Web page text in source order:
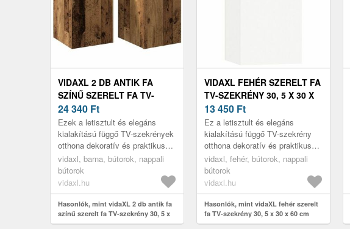
VIDAXL 2 DB ANTIK FA
SZÍNŰ SZERELT FA TV-
SZEKRÉNY 30, 5 X 30 X 60
CM
24 340 Ft
Ezek a letisztult és elegáns
kialakítású függő TV-szekrények
otthona dekoratív és praktikus
kiegészítői lesznek.
vidaxl, barna, bútorok, nappali
bútorok
vidaxl.hu
Hasonlók, mint vidaXL 2 db antik fa
színű szerelt fa TV-szekrény 30, 5 x
30 x 60 cm
VIDAXL FEHÉR SZERELT FA
TV-SZEKRÉNY 30, 5 X 30 X
60 CM
13 450 Ft
Ez a letisztult és elegáns
kialakítású függő TV-szekrény
otthona dekoratív és praktikus
kiegészítője lesz.
vidaxl, fehér, bútorok, nappali
bútorok
vidaxl.hu
Hasonlók, mint vidaXL fehér szerelt
fa TV-szekrény 30, 5 x 30 x 60 cm